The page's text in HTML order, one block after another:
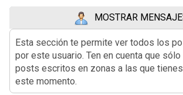
MOSTRAR
Esta sección te permite ver todos los
por este usuario. Ten en cuenta que
posts escritos en zonas a las que
este momento.